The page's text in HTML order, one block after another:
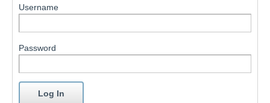
Username
Password